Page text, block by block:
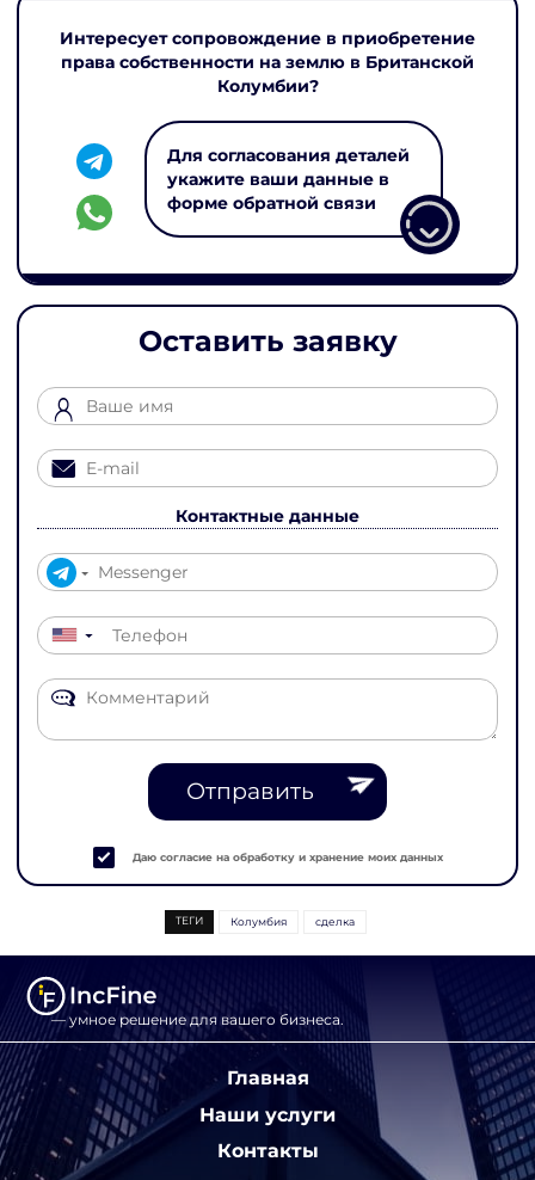
Интересует сопровождение в приобретение
права собственности на землю в Британской
Колумбии?
Для согласования деталей
укажите ваши данные в
форме обратной связи
Оставить заявку
Контактные данные
▼
Отправить
Даю согласие на обработку и хранение моих данных
ТЕГИ Колумбия сделка
— умное решение для вашего бизнеса.
Главная
Наши услуги
Контакты